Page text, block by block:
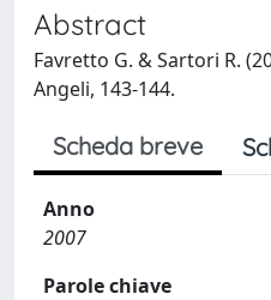
Abstract
Favretto G. & Sartori R.
Angeli, 143-144.
Scheda breve
Anno
2007
Parole chiave